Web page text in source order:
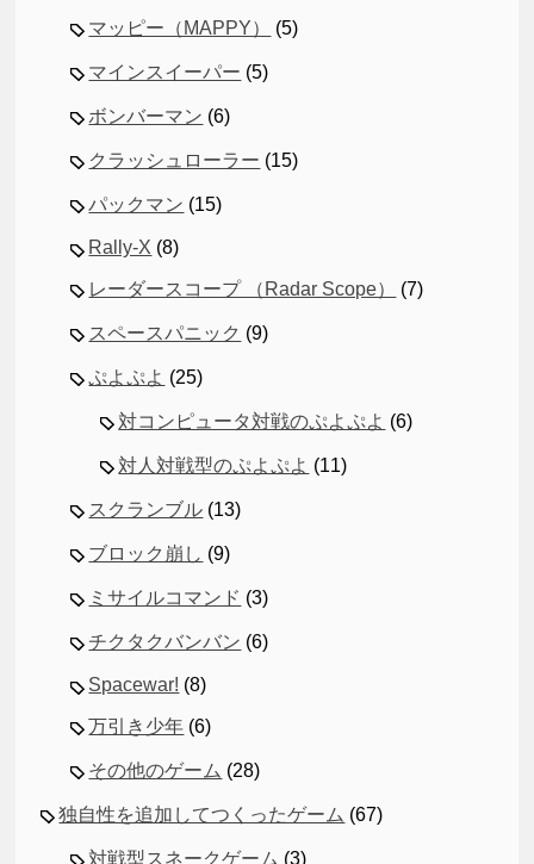
マッピー（MAPPY） (5)
マインスイーパー (5)
ボンバーマン (6)
クラッシュローラー (15)
パックマン (15)
Rally-X (8)
レーダースコープ （Radar Scope） (7)
スペースパニック (9)
ぷよぷよ (25)
対コンピュータ対戦のぷよぷよ (6)
対人対戦型のぷよぷよ (11)
スクランブル (13)
ブロック崩し (9)
ミサイルコマンド (3)
チクタクバンバン (6)
Spacewar! (8)
万引き少年 (6)
その他のゲーム (28)
独自性を追加してつくったゲーム (67)
対戦型スネークゲーム (3)